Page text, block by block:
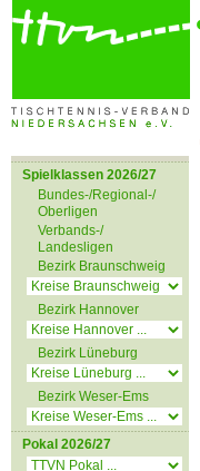
Spielklassen 2026/27
Bundes-/Regional-/
Oberligen
Verbands-/
Landesligen
Bezirk Braunschweig
Bezirk Hannover
Bezirk Lüneburg
Bezirk Weser-Ems
Pokal 2026/27